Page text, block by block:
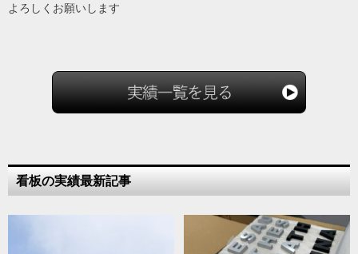
よろしくお願いします
看板の実績最新記事